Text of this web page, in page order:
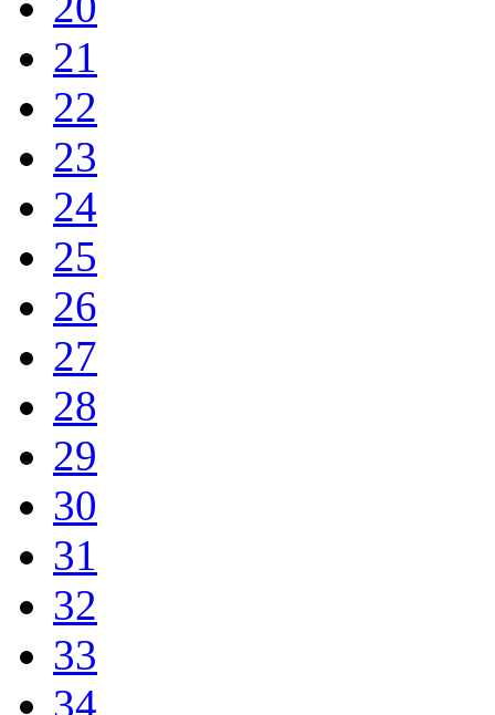
21
22
23
24
25
26
27
28
29
30
31
32
33
34